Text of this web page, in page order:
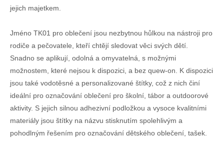
jejich majetkem.
Jméno TK01 pro oblečení jsou nezbytnou hůlkou na nástroji pro
rodiče a pečovatele, kteří chtějí sledovat věci svých dětí.
Snadno se aplikují, odolná a omyvatelná, s možnými
možnostem, které nejsou k dispozici, a bez quew-on. K dispozici
jsou také vodotěsné a personalizované štítky, což z nich činí
ideální pro označování oblečení pro školní, tábor a outdoorové
aktivity. S jejich silnou adhezivní podložkou a vysoce kvalitními
materiály jsou štítky na názvu stisknutím spolehlivým a
pohodlným řešením pro označování dětského oblečení, tašek.